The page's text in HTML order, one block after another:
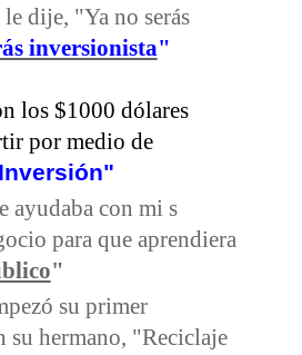
dije, "Ya no serás
inversionista"
los $1000 dólares
por medio de
ayudaba con mi s
para que aprendiera
"
su primer
su hermano, "Reciclaje